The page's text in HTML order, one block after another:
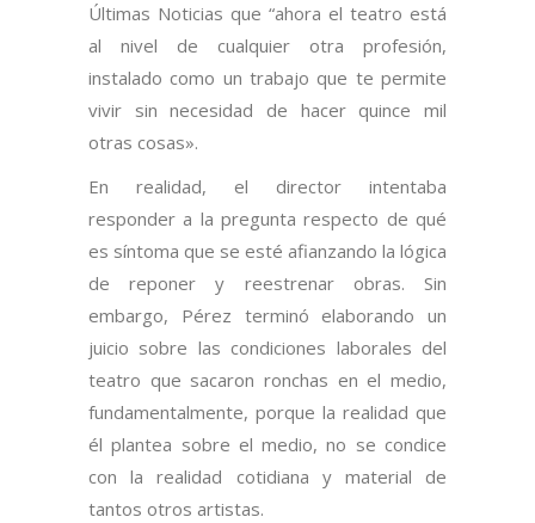
Últimas Noticias que “ahora el teatro está
al nivel de cualquier otra profesión,
instalado como un trabajo que te permite
vivir sin necesidad de hacer quince mil
otras cosas».
En realidad, el director intentaba
responder a la pregunta respecto de qué
es síntoma que se esté afianzando la lógica
de reponer y reestrenar obras. Sin
embargo, Pérez terminó elaborando un
juicio sobre las condiciones laborales del
teatro que sacaron ronchas en el medio,
fundamentalmente, porque la realidad que
él plantea sobre el medio, no se condice
con la realidad cotidiana y material de
tantos otros artistas.